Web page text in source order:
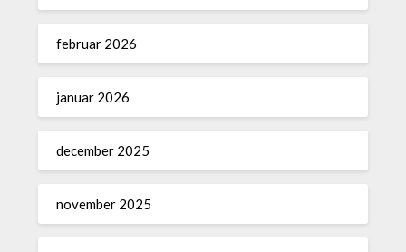
februar 2026
januar 2026
december 2025
november 2025